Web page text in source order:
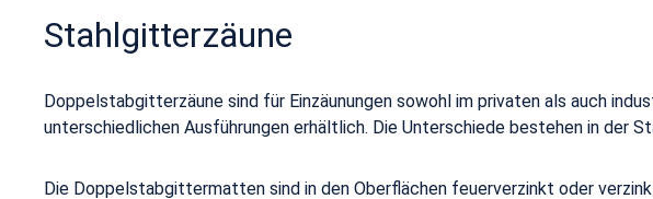
Stahlgitterzäune
Doppelstabgitterzäune sind für Einzäunungen sowohl im privaten als auch
unterschiedlichen Ausführungen erhältlich. Die Unterschiede bestehen in der
Die Doppelstabgittermatten sind in den Oberflächen feuerverzinkt oder